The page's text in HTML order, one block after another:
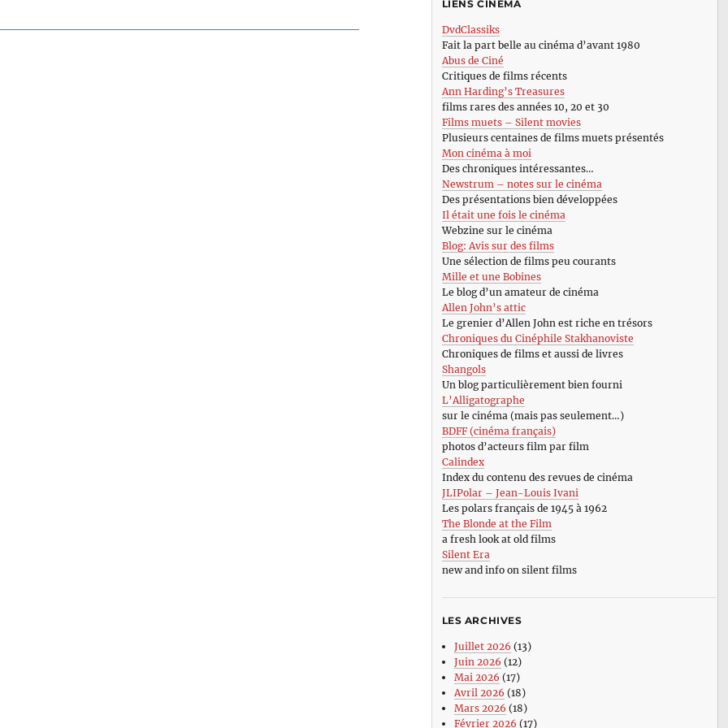
LIENS CINÉMA
DvdClassiks
Fait la part belle au cinéma d’avant 1980
Abus de Ciné
Critiques de films récents
Ann Harding’s Treasures
films rares des années 10, 20 et 30
Films muets – Silent movies
Plusieurs centaines de films muets présentés
Mon cinéma à moi
Des chroniques intéressantes…
Newstrum – notes sur le cinéma
Des présentations bien développées
Il était une fois le cinéma
Webzine sur le cinéma
Blog: Avis sur des films
Une sélection de films peu courants
Mille et une Bobines
Le blog d’un amateur de cinéma
Allen John’s attic
Le grenier d’Allen John est riche en trésors
Chroniques du Cinéphile Stakhanoviste
Chroniques de films et aussi de livres
Shangols
Un blog particulièrement bien fourni
L’Alligatographe
sur le cinéma (mais pas seulement…)
BDFF (cinéma français)
photos d’acteurs film par film
Calindex
Index du contenu des revues de cinéma
JLIPolar – Jean-Louis Ivani
Les polars français de 1945 à 1962
The Blonde at the Film
a fresh look at old films
Silent Era
new and info on silent films
LES ARCHIVES
Juillet 2026 (13)
Juin 2026 (12)
Mai 2026 (17)
Avril 2026 (18)
Mars 2026 (18)
Février 2026 (17)